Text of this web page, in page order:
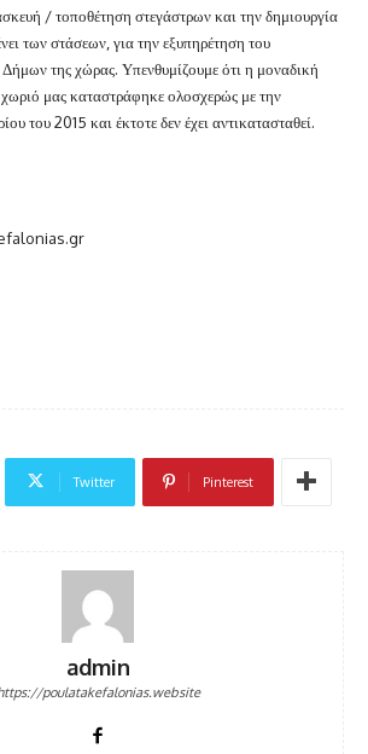
/ τοποθέτηση στεγάστρων και την δημιουργία
των στάσεων, για την εξυπηρέτηση του
της χώρας. Υπενθυμίζουμε ότι η μοναδική
μας καταστράφηκε ολοσχερώς με την
του 2015 και έκτοτε δεν έχει αντικατασταθεί.
Twitter Pinterest
admin
poulatakefalonias.website